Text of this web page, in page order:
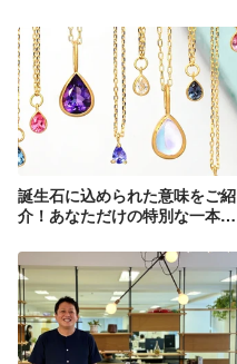
誕生石に込められた意味をご紹
介！あなただけの特別な一本